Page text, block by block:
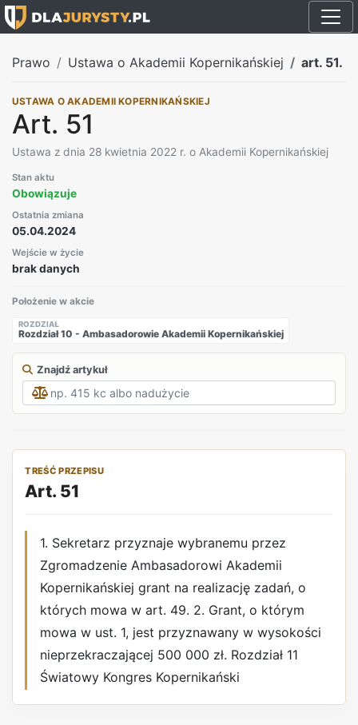
Prawo Ustawa o Akademii Kopernikańskiej art. 51.
USTAWA O AKADEMII KOPERNIKAŃSKIEJ
Art. 51
Ustawa z dnia 28 kwietnia 2022 r. o Akademii Kopernikańskiej
Stan aktu
Obowiązuje
Ostatnia zmiana
05.04.2024
Wejście w życie
brak danych
Położenie w akcie
ROZDZIAŁ
Rozdział 10 - Ambasadorowie Akademii Kopernikańskiej
Znajdź artykuł
TREŚĆ PRZEPISU
Art. 51
1. Sekretarz przyznaje wybranemu przez
Zgromadzenie Ambasadorowi Akademii
Kopernikańskiej grant na realizację zadań, o
których mowa w art. 49. 2. Grant, o którym
mowa w ust. 1, jest przyznawany w wysokości
nieprzekraczającej 500 000 zł. Rozdział 11
Światowy Kongres Kopernikański